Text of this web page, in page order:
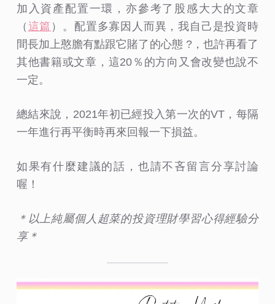
加入資產配置一環，亦參考了股感大大的文章
（ 這篇 ）。配置多寡因人而異，我自己是投資時
間長加上憨膽有點跟它賭了的心態 ?，也許再看了
其他書籍或文章，這20％的方向又會改變也說不
一定。
總結來說，2021年初已經投入第一次的VT，每隔
一年進行再平衡時再來回報一下損益。
如果有什麼建議的話，也請不吝留言分享討論
喔！
＊以上純屬個人超菜的投資理財學習心得經驗分
享＊